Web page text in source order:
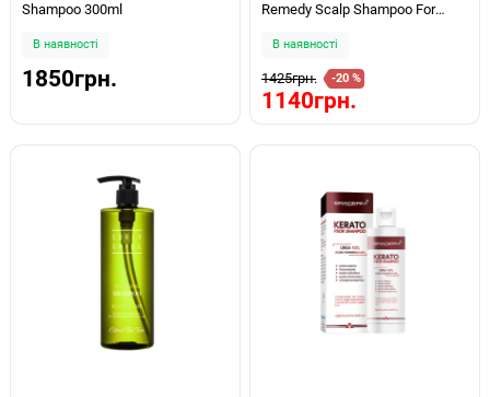
Shampoo 300ml
В наявності
1850грн.
Remedy Scalp Shampoo For
В наявності
1425грн. -20 %
1140грн.